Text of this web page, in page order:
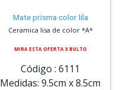
Mate prisma color lila
Ceramica lisa de color *A*
MIRA ESTA OFERTA X BULTO
Código : 6111
Medidas: 9.5cm x8.5cm